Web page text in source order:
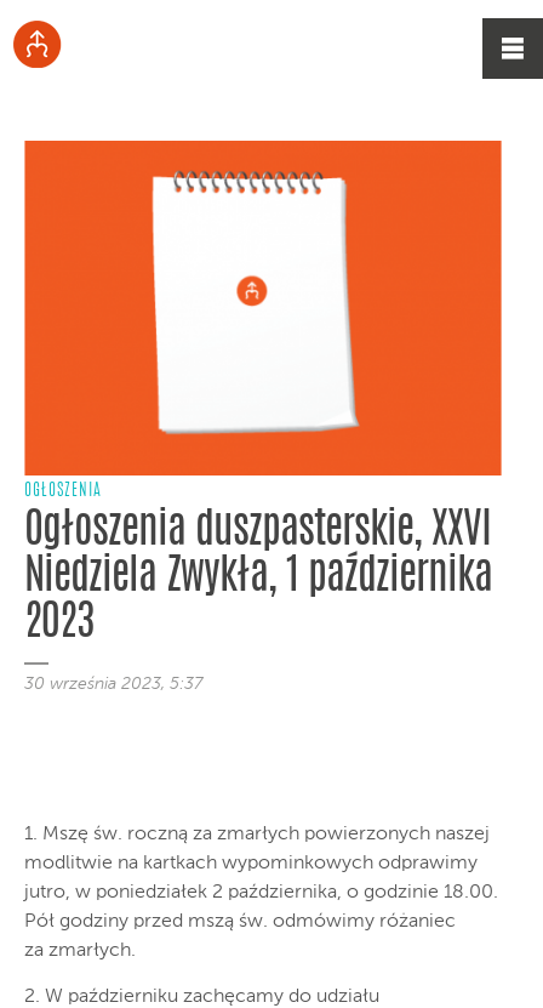
OGŁOSZENIA
Ogłoszenia duszpasterskie, XXVI
Niedziela Zwykła, 1 października
2023
30 września 2023, 5:37
1. Mszę św. roczną za zmarłych powierzonych naszej
modlitwie na kartkach wypominkowych odprawimy
jutro, w poniedziałek 2 października, o godzinie 18.00.
Pół godziny przed mszą św. odmówimy różaniec
za zmarłych.
2. W październiku zachęcamy do udziału